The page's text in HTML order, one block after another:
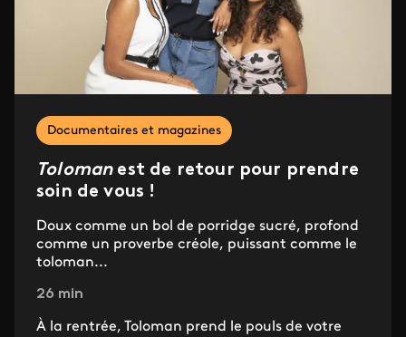
Documentaires et magazines
Tolomanest de retour pour prendre
soin de vous !
Doux comme un bol de porridge sucré, profond
comme un proverbe créole, puissant comme le
toloman...
26 min
À la rentrée, Toloman prend le pouls de votre